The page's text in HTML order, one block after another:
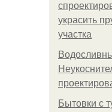
украсить
участка
Бытовки с